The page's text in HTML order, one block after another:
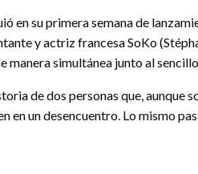
en su primera semana de
y actriz francesa SoKo
manera simultánea junto al sencillo.
de dos personas que, aunque
un desencuentro. Lo mismo